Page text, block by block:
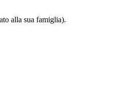
alla sua famiglia).